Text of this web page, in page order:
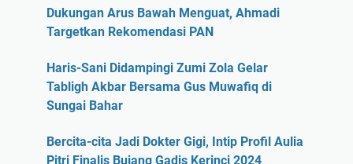
Dukungan Arus Bawah Menguat, Ahmadi
Targetkan Rekomendasi PAN
Haris-Sani Didampingi Zumi Zola Gelar
Tabligh Akbar Bersama Gus Muwafiq di
Sungai Bahar
Bercita-cita Jadi Dokter Gigi, Intip Profil Aulia
Pitri Finalis Bujang Gadis Kerinci 2024